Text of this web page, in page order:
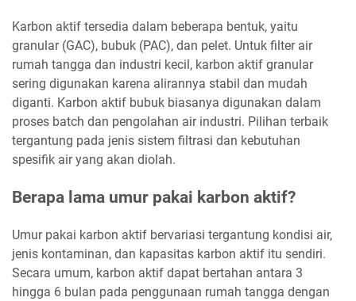
Karbon aktif tersedia dalam beberapa bentuk, yaitu
granular (GAC), bubuk (PAC), dan pelet. Untuk filter air
rumah tangga dan industri kecil, karbon aktif granular
sering digunakan karena alirannya stabil dan mudah
diganti. Karbon aktif bubuk biasanya digunakan dalam
proses batch dan pengolahan air industri. Pilihan terbaik
tergantung pada jenis sistem filtrasi dan kebutuhan
spesifik air yang akan diolah.
Berapa lama umur pakai karbon aktif?
Umur pakai karbon aktif bervariasi tergantung kondisi air,
jenis kontaminan, dan kapasitas karbon aktif itu sendiri.
Secara umum, karbon aktif dapat bertahan antara 3
hingga 6 bulan pada penggunaan rumah tangga dengan